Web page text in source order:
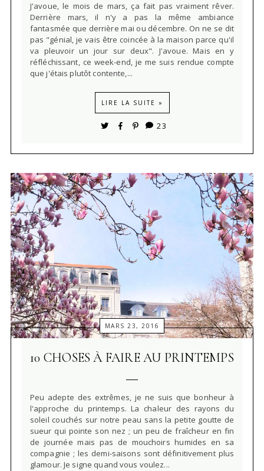
J'avoue, le mois de mars, ça fait pas vraiment rêver.
Derrière mars, il n'y a pas la même ambiance
fantasmée que derrière mai ou décembre. On ne se dit
pas "génial, je vais être coincée à la maison parce qu'il
va pleuvoir un jour sur deux". J'avoue. Mais en y
réfléchissant, ce week-end, je me suis rendue compte
que j'étais plutôt contente,...
LIRE LA SUITE »
23
MARS 23, 2016
10 CHOSES À FAIRE AU PRINTEMPS
Peu adepte des extrêmes, je ne suis que bonheur à
l'approche du printemps. La chaleur des rayons du
soleil couchés sur notre peau sans la petite goutte de
sueur qui pointe son nez ; un peu de fraîcheur en fin
de journée mais pas de mouchoirs humides en sa
compagnie ; les demi-saisons sont définitivement plus
glamour. Je signe quand vous voulez...